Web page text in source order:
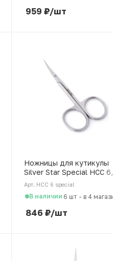
959 ₽/шт
Ножницы для кутикулы
Silver Star Special НСС 6,
длинные тонкие лезвия
Арт. НСС 6 special
В наличии 6 шт - в 4
846 ₽/шт